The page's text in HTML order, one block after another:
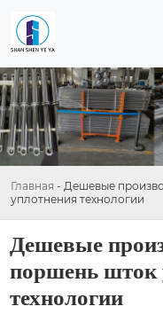
Главная - Дешевые
уплотнения технологии
Дешевые
поршень шток
технологии